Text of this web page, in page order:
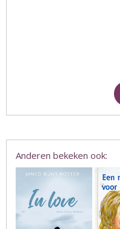
Anderen bekeken ook: